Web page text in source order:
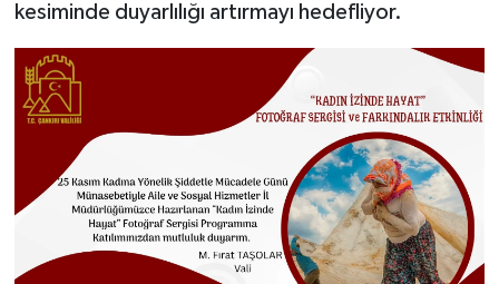
kesiminde duyarlılığı artırmayı hedefliyor.